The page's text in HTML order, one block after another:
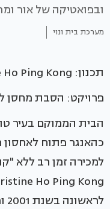
ובפואטיקה של אור
מערכת בית ונוי
תכנון: Peter Tan and Christine Ho Ping Kong
פרויקט: הסבת מחסן
הבית הממוקם בעיר
כהאנגר פתוח לאחסון
למכירה זמן רב ללא